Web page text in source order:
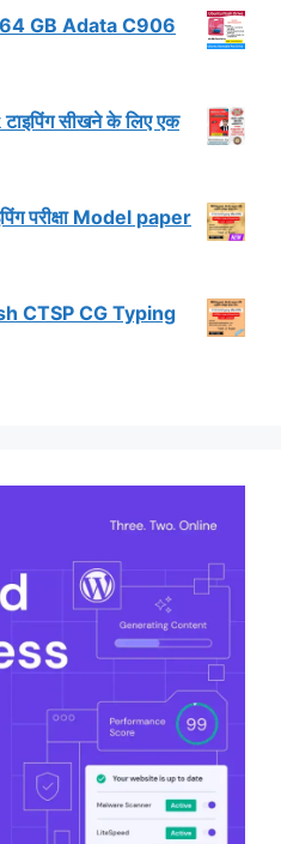
GB Adata C906
सीखने के लिए एक
परीक्षा Model paper
CTSP CG Typing